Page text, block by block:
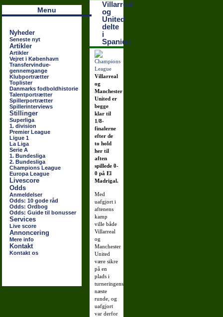
Menu
Nyheder
Seneste nyt
Artikler
Artikler
Vejret i København
Transfervindue-
gennemgange
Klubportrætter
Toplister
Danmarks fodboldhistorie
Talentportrætter
Spillerportrætter
Spillerinterviews
Stillinger
Superliga
1. division
Premier League
Ligue 1
La Liga
Serie A
1. Bundesliga
2. Bundesliga
Champions League
Europa League
Livescore
Odds
Anmeldelser
Odds: 10 gode råd
Odds: Ordbog
Odds: Guide til bonusser
Services
Live score
Annoncering
Mere info
Kontakt
Kontakt os
Villarreal
og
United
delte
i
Spanien
Villarreal
og
Manchester
United er
begge
klar til
1/8-
finalerne
efter de
to hold
her til
aften
spillede 0-
0 på El
Madrigal.
Med
uafgjort i
aftenens
kamp
ville både
Villarreal
og
Manchester
United
være sikre
på en
plads i
turneringens
næste
runde, og
uafgjort
var derfor